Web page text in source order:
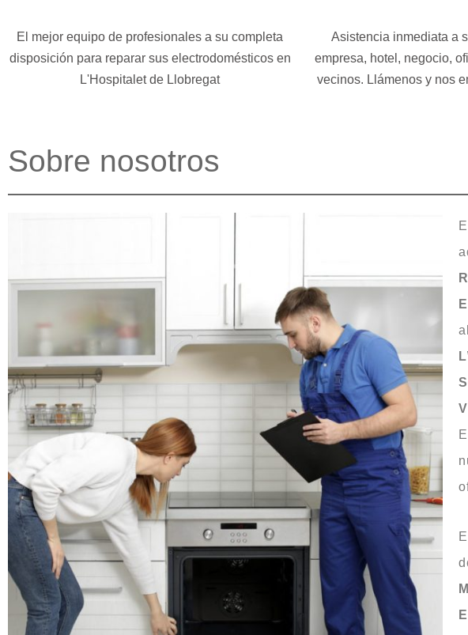
El mejor equipo de profesionales a su completa
disposición para reparar sus electrodomésticos en
L'Hospitalet de Llobregat
Asistencia inmediata a
empresa, hotel, negocio,
vecinos. Llámenos y nos
Sobre nosotros